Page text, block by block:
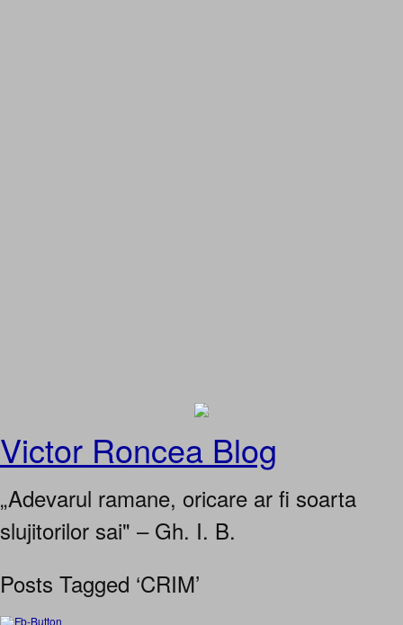
Victor Roncea Blog
„Adevarul ramane, oricare ar fi soarta
slujitorilor sai" – Gh. I. B.
Posts Tagged ‘CRIM’